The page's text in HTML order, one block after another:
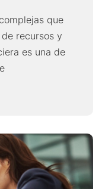
que
recursos y
es una de